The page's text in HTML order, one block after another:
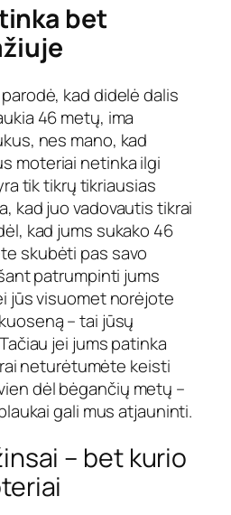
bet
kad didelė dalis
46 metų, ima
nes mano, kad
moteriai netinka ilgi
tik tikrų tikriausias
kad juo vadovautis tikrai
kad jums sukako 46
skubėti pas savo
patrumpinti jums
jūs visuomet norėjote
– tai jūsų
jei jums patinka
neturėtumėte keisti
dėl bėgančių metų –
gali mus atjauninti.
– bet kurio